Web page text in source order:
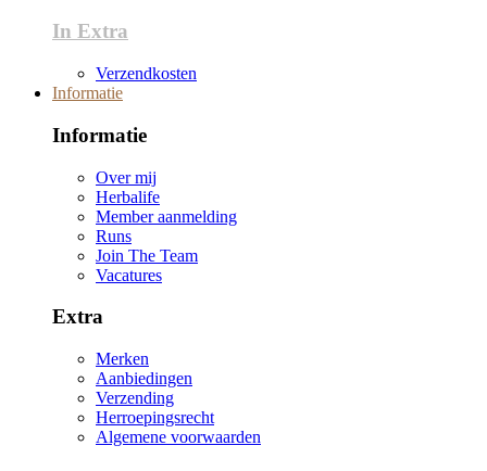
In Extra
Verzendkosten
Informatie
Informatie
Over mij
Herbalife
Member aanmelding
Runs
Join The Team
Vacatures
Extra
Merken
Aanbiedingen
Verzending
Herroepingsrecht
Algemene voorwaarden